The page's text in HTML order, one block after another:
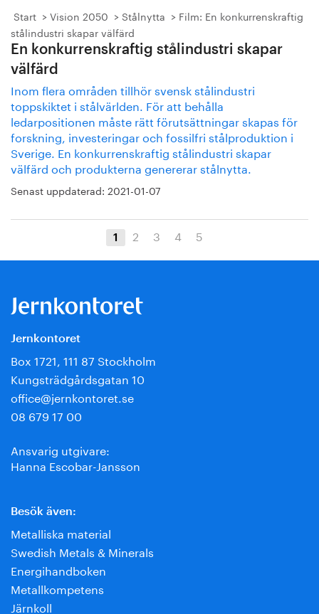
Start Vision 2050 Stålnytta
Film: En konkurrenskraftig
stålindustri skapar välfärd
En konkurrenskraftig stålindustri skapar
välfärd
Inom flera områden tillhör svensk stålindustri
toppskiktet i stålvärlden. För att behålla
ledarpositionen måste rätt förutsättningar skapas för
forskning, investeringar och fossilfri stålproduktion i
Sverige. En konkurrenskraftig stålindustri skapar
välfärd och produkterna genererar stålnytta.
Senast uppdaterad: 2021-01-07
1 2 3 4 5
Jernkontoret
Box 1721, 111 87 Stockholm
Kungsträdgårdsgatan 10
office@jernkontoret.se
08 679 17 00
Ansvarig utgivare:
Hanna Escobar-Jansson
Besök även:
Metalliska material
Swedish Metals & Minerals
Energihandboken
Metallkompetens
Järnkoll